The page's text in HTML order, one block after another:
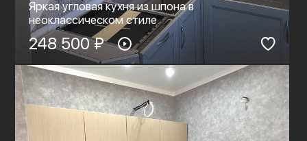
Яркая угловая кухня из шпона в
неоклассическом стиле
248 500 ₽